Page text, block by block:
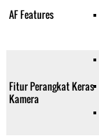
AF Features
Fitur Perangkat Keras
Kamera